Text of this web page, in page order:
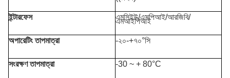
ইন্টারফেস এমসিইউ/এসপিআই/আরজিবি/
এমআইপিআই
অপারেটিং তাপমাত্রা -২০-+৭০°সি
সংরক্ষণ তাপমাত্রা -30 ~ + 80°C